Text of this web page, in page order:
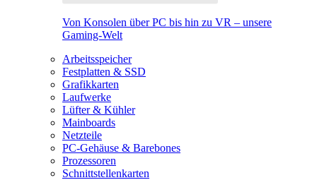
Von Konsolen über PC bis hin zu VR – unsere
Gaming-Welt
Arbeitsspeicher
Festplatten & SSD
Grafikkarten
Laufwerke
Lüfter & Kühler
Mainboards
Netzteile
PC-Gehäuse & Barebones
Prozessoren
Schnittstellenkarten